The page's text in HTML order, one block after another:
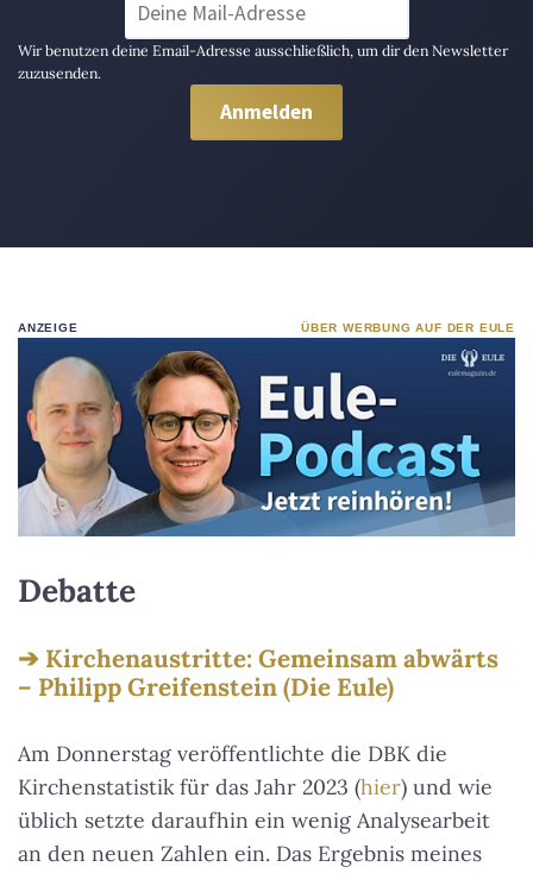
Wir benutzen deine Email-Adresse ausschließlich, um dir den Newsletter
zuzusenden.
ANZEIGE ÜBER WERBUNG AUF DER EULE
Debatte
Kirchenaustritte: Gemeinsam abwärts
– Philipp Greifenstein (Die Eule)
Am Donnerstag veröffentlichte die DBK die
Kirchenstatistik für das Jahr 2023 (hier) und wie
üblich setzte daraufhin ein wenig Analysearbeit
an den neuen Zahlen ein. Das Ergebnis meines